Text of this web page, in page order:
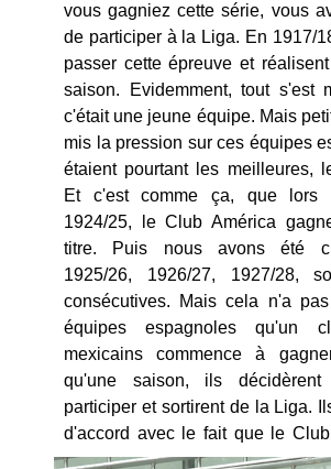
vous gagniez cette série, vous
de participer à la Liga. En 1917/
passer cette épreuve et
saison. Evidemment, tout s'est
c'était une jeune équipe. Mais
mis la pression sur ces équipes
étaient pourtant les meilleures,
Et c'est comme ça, que lors
1924/25, le Club América
titre. Puis nous avons été
1925/26, 1926/27, 1927/28,
consécutives. Mais cela n'a
équipes espagnoles qu'un
mexicains commence à
qu'une saison, ils
participer et sortirent de la Liga.
d'accord avec le fait que le Club